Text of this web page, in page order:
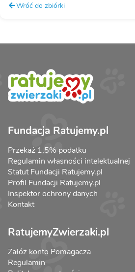
Wróć do zbiórki
Fundacja Ratujemy.pl
Przekaż 1,5% podatku
Regulamin własności intelektualnej
Statut Fundacji Ratujemy.pl
Profil Fundacji Ratujemy.pl
Inspektor ochrony danych
Kontakt
RatujemyZwierzaki.pl
Załóż konto Pomagacza
Regulamin